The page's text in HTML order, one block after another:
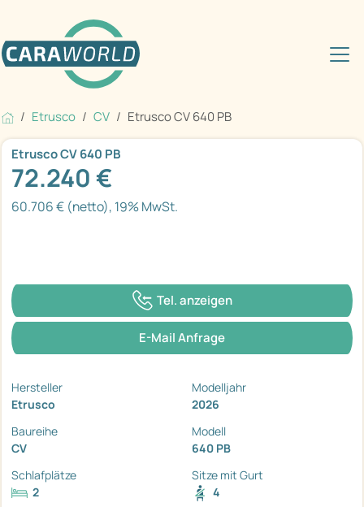
Etrusco CV Etrusco CV 640 PB
Etrusco CV 640 PB
72.240 €
60.706 € (netto), 19% MwSt.
Tel. anzeigen
E-Mail Anfrage
Hersteller
Etrusco
Modelljahr
2026
Baureihe
CV
Modell
640 PB
Schlafplätze
2
Sitze mit Gurt
4